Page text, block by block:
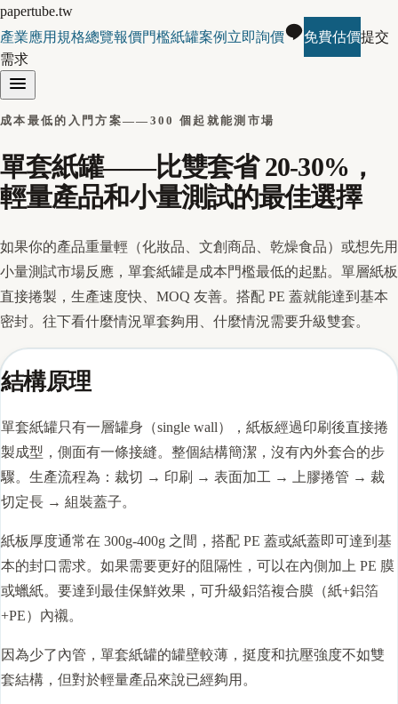
papertube.tw
產業應用 規格總覽報價門檻紙罐案例 立即詢價 免費估價提交
需求
成本最低的入門方案——300 個起就能測市場
單套紙罐——比雙套省 20-30%，
輕量產品和小量測試的最佳選擇
如果你的產品重量輕（化妝品、文創商品、乾燥食品）或想先用
小量測試市場反應，單套紙罐是成本門檻最低的起點。單層紙板
直接捲製，生產速度快、MOQ 友善。搭配 PE 蓋就能達到基本
密封。往下看什麼情況單套夠用、什麼情況需要升級雙套。
結構原理
單套紙罐只有一層罐身（single wall），紙板經過印刷後直接捲
製成型，側面有一條接縫。整個結構簡潔，沒有內外套合的步
驟。生產流程為：裁切 → 印刷 → 表面加工 → 上膠捲管 → 裁
切定長 → 組裝蓋子。
紙板厚度通常在 300g-400g 之間，搭配 PE 蓋或紙蓋即可達到基
本的封口需求。如果需要更好的阻隔性，可以在內側加上 PE 膜
或蠟紙。要達到最佳保鮮效果，可升級鋁箔複合膜（紙+鋁箔
+PE）內襯。
因為少了內管，單套紙罐的罐壁較薄，挺度和抗壓強度不如雙
套結構，但對於輕量產品來說已經夠用。